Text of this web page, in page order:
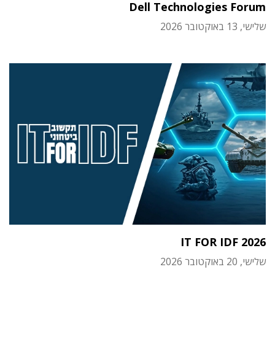
Dell Technologies Forum
שלישי, 13 באוקטובר 2026
IT FOR IDF 2026
שלישי, 20 באוקטובר 2026